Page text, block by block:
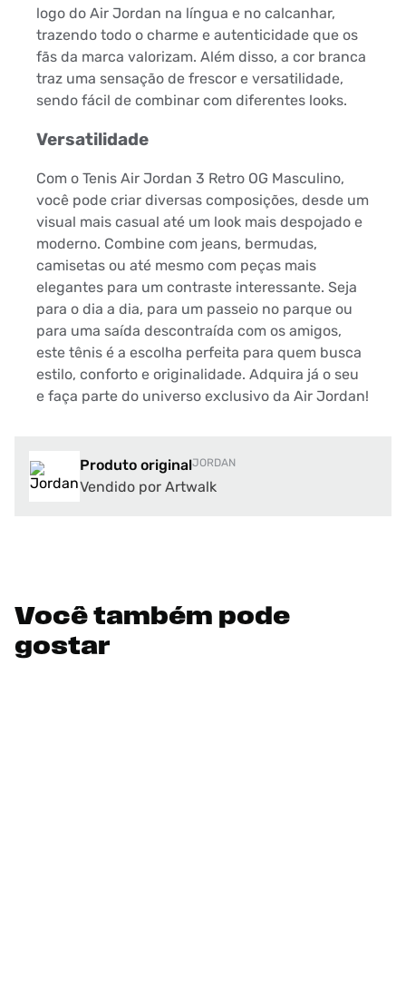
logo do Air Jordan na língua e no calcanhar,
trazendo todo o charme e autenticidade que os
fãs da marca valorizam. Além disso, a cor branca
traz uma sensação de frescor e versatilidade,
sendo fácil de combinar com diferentes looks.
Versatilidade
Com o Tenis Air Jordan 3 Retro OG Masculino,
você pode criar diversas composições, desde um
visual mais casual até um look mais despojado e
moderno. Combine com jeans, bermudas,
camisetas ou até mesmo com peças mais
elegantes para um contraste interessante. Seja
para o dia a dia, para um passeio no parque ou
para uma saída descontraída com os amigos,
este tênis é a escolha perfeita para quem busca
estilo, conforto e originalidade. Adquira já o seu
e faça parte do universo exclusivo da Air Jordan!
Produto originalJORDAN
Vendido por Artwalk
Você também pode
gostar